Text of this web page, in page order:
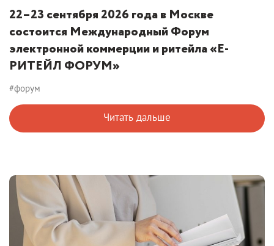
22–23 сентября 2026 года в Москве
состоится Международный Форум
электронной коммерции и ритейла «Е-
РИТЕЙЛ ФОРУМ»
#форум
Читать дальше